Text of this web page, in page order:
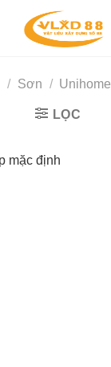
/ Sơn / Unihome
LỌC